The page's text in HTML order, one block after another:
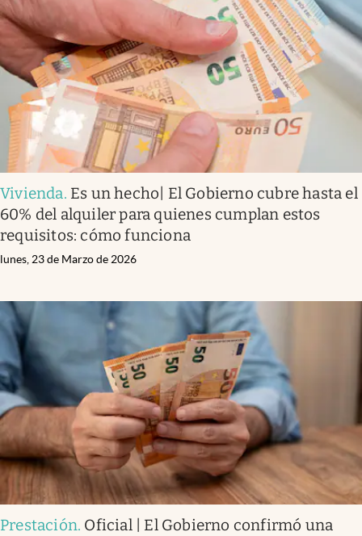
Vivienda. Es un hecho| El Gobierno cubre hasta el
60% del alquiler para quienes cumplan estos
requisitos: cómo funciona
lunes, 23 de Marzo de 2026
Prestación. Oficial | El Gobierno confirmó una